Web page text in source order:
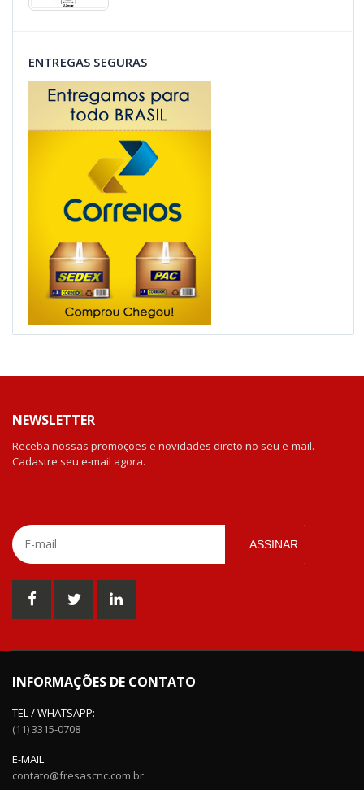
ENTREGAS SEGURAS
NEWSLETTER
Receba nossas promoções e novidades direto no seu e-mail.
Cadastre seu e-mail agora.
ASSINAR
INFORMAÇÕES DE CONTATO
TEL / WHATSAPP:
(11) 3315-0708
E-MAIL
contato@fresascnc.com.br